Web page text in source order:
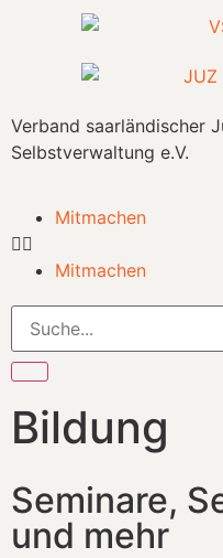
Verband saarländischer
Selbstverwaltung e.V.
Mitmachen
Mitmachen
Bildung
Seminare,
und mehr